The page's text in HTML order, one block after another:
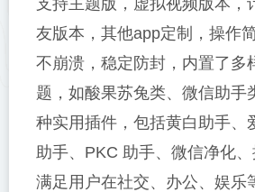
支持主题版，虚拟视频版本，
友版本，其他app定制，操作
不崩溃，稳定防封，内置了多
题，如酸果苏兔类、微信助手
种实用插件，包括黄白助手、
助手、PKC 助手、微信净化、
满足用户在社交、办公、娱乐